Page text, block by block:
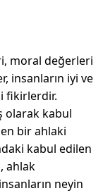
moral değerleri
insanların iyi ve
fikirlerdir.
olarak kabul
bir ahlaki
kabul edilen
ahlak
neyin